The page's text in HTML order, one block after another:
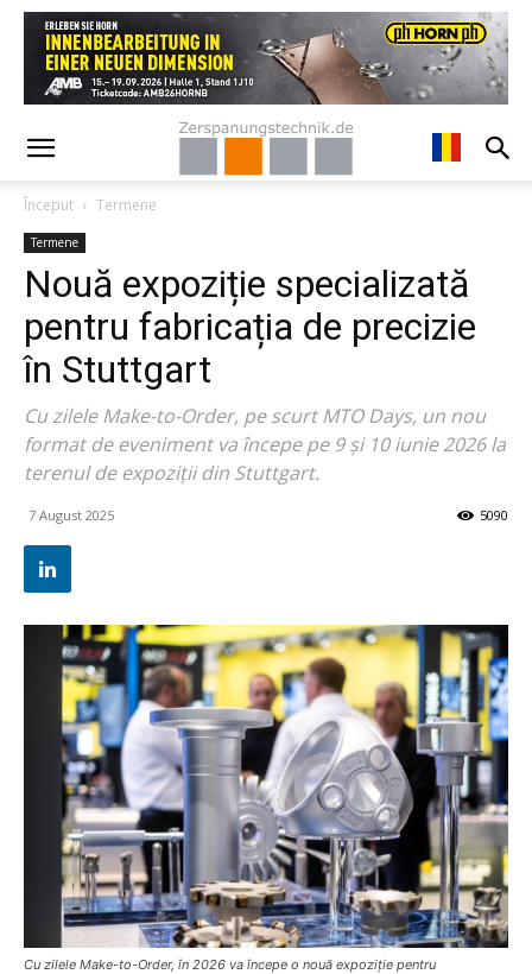
Început Termene
Termene
Nouă expoziție specializată
pentru fabricația de precizie
în Stuttgart
Cu zilele Make-to-Order, pe scurt MTO Days, un nou
format de eveniment va începe pe 9 și 10 iunie 2026 la
terenul de expoziții din Stuttgart.
7 August 2025 5090
Cu zilele Make-to-Order, în 2026 va începe o nouă expoziție pentru